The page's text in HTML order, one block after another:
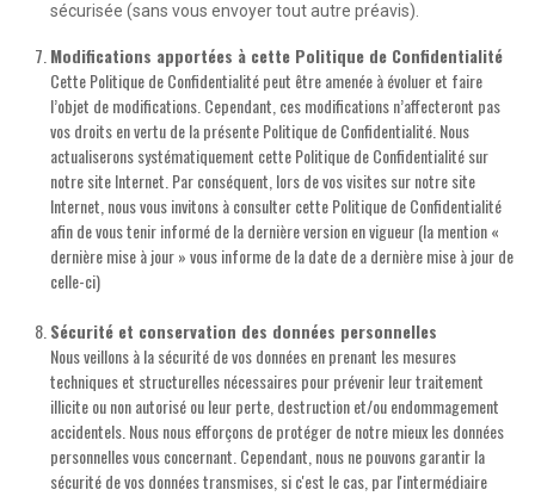
sécurisée (sans vous envoyer tout autre préavis).
Modifications apportées à cette Politique de Confidentialité
Cette Politique de Confidentialité peut être amenée à évoluer et faire
l’objet de modifications. Cependant, ces modifications n’affecteront pas
vos droits en vertu de la présente Politique de Confidentialité. Nous
actualiserons systématiquement cette Politique de Confidentialité sur
notre site Internet. Par conséquent, lors de vos visites sur notre site
Internet, nous vous invitons à consulter cette Politique de Confidentialité
afin de vous tenir informé de la dernière version en vigueur (la mention «
dernière mise à jour » vous informe de la date de a dernière mise à jour de
celle-ci)
Sécurité et conservation des données personnelles
Nous veillons à la sécurité de vos données en prenant les mesures
techniques et structurelles nécessaires pour prévenir leur traitement
illicite ou non autorisé ou leur perte, destruction et/ou endommagement
accidentels. Nous nous efforçons de protéger de notre mieux les données
personnelles vous concernant. Cependant, nous ne pouvons garantir la
sécurité de vos données transmises, si c'est le cas, par l'intermédiaire